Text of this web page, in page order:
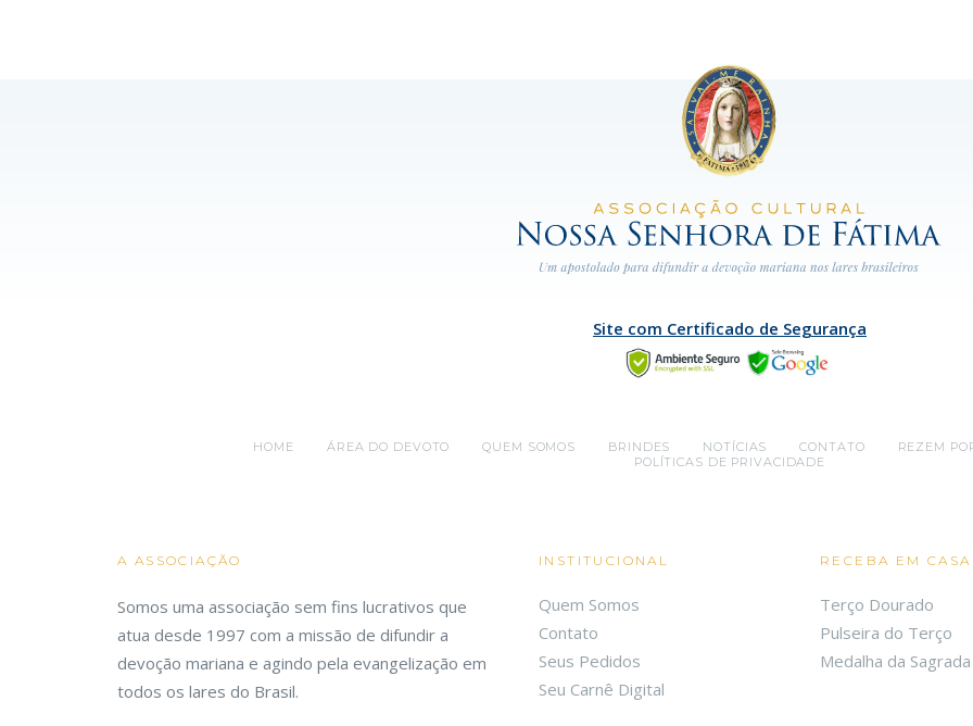
Site com Certificado de Segurança
HOME ÁREA DO DEVOTO QUEM SOMOS BRINDES NOTÍCIAS CONTATO
REZEM
POLÍTICAS DE PRIVACIDADE
A ASSOCIAÇÃO
Somos uma associação sem fins lucrativos que
atua desde 1997 com a missão de difundir a
devoção mariana e agindo pela evangelização em
todos os lares do Brasil.
INSTITUCIONAL
Quem Somos
Contato
Seus Pedidos
Seu Carnê Digital
RECEBA EM CASA
Terço Dourado
Pulseira do Terço
Medalha da